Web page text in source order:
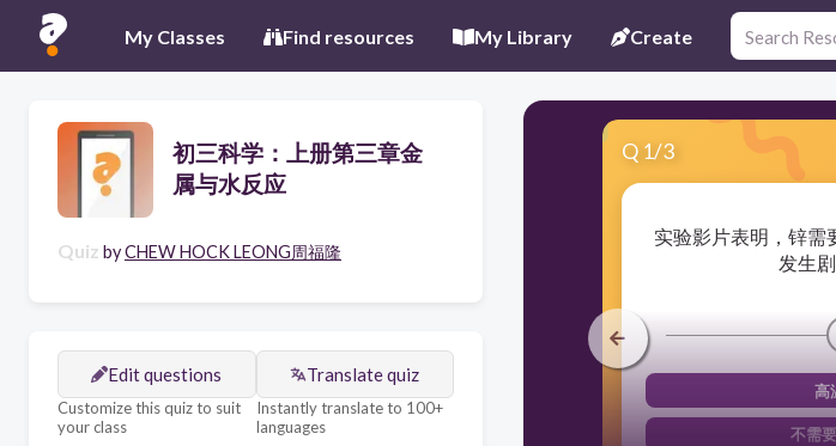
My Classes Find resources My Library Create
初三科学：上册第三章金
属与水反应
Quiz byCHEW HOCK LEONG周福隆
Edit questions
Customize this quiz to suit
your class
Translate quiz
Instantly translate to 100+
languages
Q 1/3
实验影片表明，锌需
发生
高
不需